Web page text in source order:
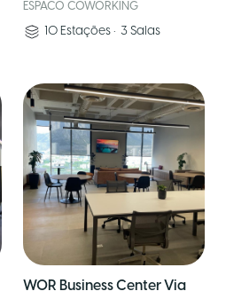
ESPACO COWORKING
10 Estações• 3 Salas
WOR Business Center Via